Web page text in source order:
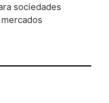
sociedades